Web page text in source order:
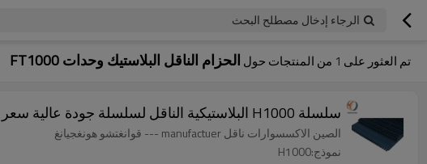
الرجاء إدخال مصطلح البحث
تم العثور على 1 من المنتجات حول الحزام الناقل البلاستيك وحدات FT1000
سلسلة H1000 البلاستيكية الناقل لسلسلة جودة عالية سعر ناقل مع الحزام الناقل صناعة المواد الغذائية
الصين الاكسسوارات ناقل manufactuer --- قوانغتشو هونغجيانغ
نموذج:H1000